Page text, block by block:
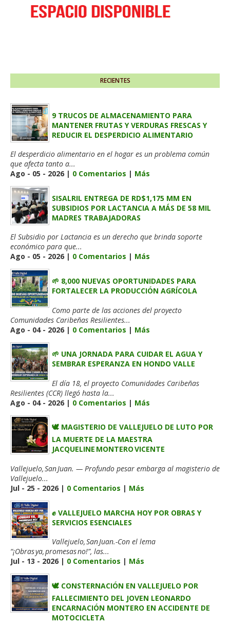
RECIENTES
9 TRUCOS DE ALMACENAMIENTO PARA
MANTENER FRUTAS Y VERDURAS FRESCAS Y
REDUCIR EL DESPERDICIO ALIMENTARIO
El desperdicio alimentario en el hogar es un problema común
que afecta tanto a...
Ago - 05 - 2026 | 0 Comentarios | Más
SISALRIL ENTREGA DE RD$1,175 MM EN
SUBSIDIOS POR LACTANCIA A MÁS DE 58 MIL
MADRES TRABAJADORAS
El Subsidio por Lactancia es un derecho que brinda soporte
económico para que...
Ago - 05 - 2026 | 0 Comentarios | Más
🌱 8,000 NUEVAS OPORTUNIDADES PARA
FORTALECER LA PRODUCCIÓN AGRÍCOLA
Como parte de las acciones del proyecto
Comunidades Caribeñas Resilientes...
Ago - 04 - 2026 | 0 Comentarios | Más
🌱 UNA JORNADA PARA CUIDAR EL AGUA Y
SEMBRAR ESPERANZA EN HONDO VALLE
El día 18, el proyecto Comunidades Caribeñas
Resilientes (CCR) llegó hasta la...
Ago - 04 - 2026 | 0 Comentarios | Más
🕊️ MAGISTERIO DE VALLEJUELO DE LUTO POR
LA MUERTE DE LA MAESTRA
JACQUELINE MONTERO VICENTE
Vallejuelo, San Juan. — Profundo pesar embarga al magisterio de
Vallejuelo...
Jul - 25 - 2026 | 0 Comentarios | Más
✊ VALLEJUELO MARCHA HOY POR OBRAS Y
SERVICIOS ESENCIALES
Vallejuelo, San Juan.-Con el lema
“¡Obras ya, promesas no!”, las...
Jul - 13 - 2026 | 0 Comentarios | Más
🕊️ CONSTERNACIÓN EN VALLEJUELO POR
FALLECIMIENTO DEL JOVEN LEONARDO
ENCARNACIÓN MONTERO EN ACCIDENTE DE
MOTOCICLETA